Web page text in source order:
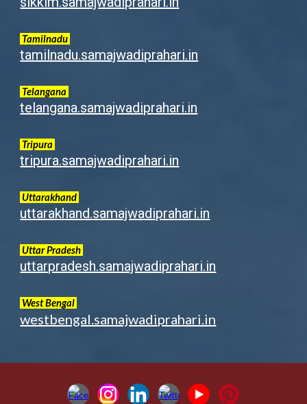
Tamilnadu
tamilnadu.samajwadiprahari.in
Telangana
telangana.samajwadiprahari.in
Tripura
tripura.samajwadiprahari.in
Uttarakhand
uttarakhand.samajwadiprahari.in
Uttar Pradesh
uttarpradesh.samajwadiprahari.in
West Bengal
westbengal.samajwadiprahari.in